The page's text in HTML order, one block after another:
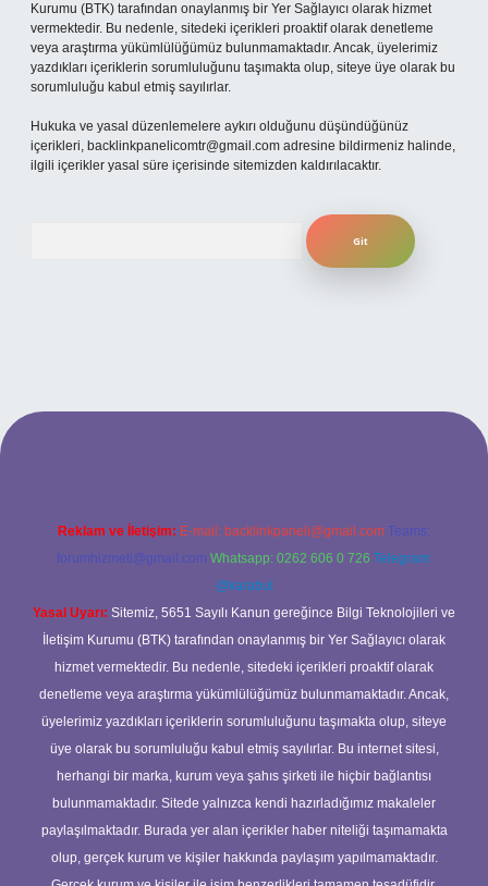
Kurumu (BTK) tarafından onaylanmış bir Yer Sağlayıcı olarak hizmet
vermektedir. Bu nedenle, sitedeki içerikleri proaktif olarak denetleme
veya araştırma yükümlülüğümüz bulunmamaktadır. Ancak, üyelerimiz
yazdıkları içeriklerin sorumluluğunu taşımakta olup, siteye üye olarak bu
sorumluluğu kabul etmiş sayılırlar.
Hukuka ve yasal düzenlemelere aykırı olduğunu düşündüğünüz
içerikleri, backlinkpanelicomtr@gmail.com adresine bildirmeniz halinde,
ilgili içerikler yasal süre içerisinde sitemizden kaldırılacaktır.
betexper
Reklam ve İletişim: E-mail: backlinkpaneli@gmail.com Teams:
forumhizmeti@gmail.com Whatsapp: 0262 606 0 726 Telegram:
@karabul
Yasal Uyarı: Sitemiz, 5651 Sayılı Kanun gereğince Bilgi Teknolojileri ve
İletişim Kurumu (BTK) tarafından onaylanmış bir Yer Sağlayıcı olarak
hizmet vermektedir. Bu nedenle, sitedeki içerikleri proaktif olarak
denetleme veya araştırma yükümlülüğümüz bulunmamaktadır. Ancak,
üyelerimiz yazdıkları içeriklerin sorumluluğunu taşımakta olup, siteye
üye olarak bu sorumluluğu kabul etmiş sayılırlar. Bu internet sitesi,
herhangi bir marka, kurum veya şahıs şirketi ile hiçbir bağlantısı
bulunmamaktadır. Sitede yalnızca kendi hazırladığımız makaleler
paylaşılmaktadır. Burada yer alan içerikler haber niteliği taşımamakta
olup, gerçek kurum ve kişiler hakkında paylaşım yapılmamaktadır.